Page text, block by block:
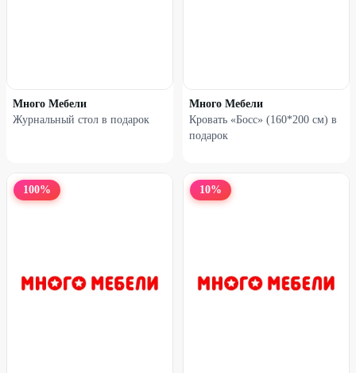
Много Мебели
Журнальный стол в подарок
Много Мебели
Кровать «Босс» (160*200 см) в
подарок
100% 10%